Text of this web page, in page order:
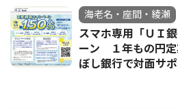
海老名・座間・綾瀬
スマホ専用「ＵＩ
ーン １年もの円
ぼし銀行で対面サ